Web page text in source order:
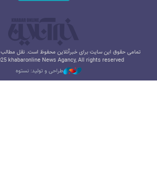
تمامی حقوق این سایت برای خبرآنلاین محفوظ است. نقل مطالب
khabaronline News Agancy, All rights reserved
طراحی و تولید: نستوه